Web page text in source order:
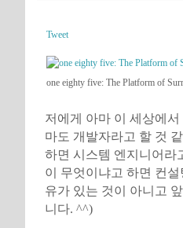
Tweet
one eighty five: The Platform of
저에게 아마 이 세상에
마도 개발자라고 할 것
하면 시스템 엔지니어라
이 무엇이냐고 하면 컨
유가 있는 것이 아니고
니다. ^^)